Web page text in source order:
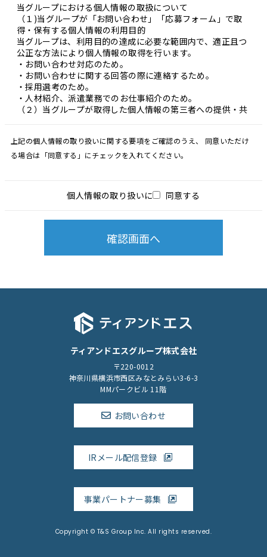
当グループにおける個人情報の取扱について
（１)当グループが「お問い合わせ」「応募フォーム」で取
得・保有する個人情報の利用目的
当グループは、利用目的の達成に必要な範囲内で、適正且つ
公正な方法により個人情報の取得を行います。
・お問い合わせ対応のため。
・お問い合わせに関する回答の際に連絡するため。
・採用選考のため。
・人材紹介、派遣業務でのお仕事紹介のため。
（２）当グループが取得した個人情報の第三者への提供・共
者に提供
または共同利用することはありません。
あって、本人の同意を得ることが困難であるとき。
（３）当グループが取得した個人情報の第三者への業務委託
当グループは、当グループが取得した個人情報を第三者へ業
務委託することはありません。
（４）個人情報の開示等の求めについて
当グループは、法で定める開示請求等手続に関して、適切な
お申出がご本人であることを確認した上で、合理的な期間及
（５）安全対策の実施
技術面・組織面における安全対策を講じることで、個人情報
への不正アクセスや破壊、改ざん、漏洩等の予防と是正に努
＜個人情報苦情及び相談窓口＞
当グループの個人情報の取扱いに関するご意見・ご要望・お
問い合わせにつきましては、以下窓口にお申し出下さい。
ティアンドエスグループ株式会社
〒220-0012 神奈川県横浜市西区みなとみらい3-6-3 MM
Mail：contact_security@tecsvc.co.jp
人情報保護方針」を必ずご確認ください。
上記の個人情報の取り扱いに関する要項をご確認のうえ、
同意いただけ
る場合は「同意する」にチェックを入れてください。
個人情報の取り扱いに 同意する
ティアンドエスグループ株式会社
〒220-0012
神奈川県横浜市西区みなとみらい3-6-3
MMパークビル 11階
お問い合わせ
IRメール配信登録
事業パートナー募集
Copyright © T&S Group Inc. All rights reserved.